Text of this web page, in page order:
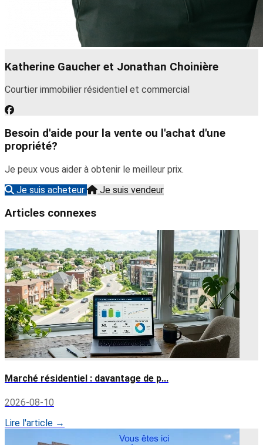
Katherine Gaucher et Jonathan Choinière
Courtier immobilier résidentiel et commercial
Besoin d'aide pour la vente ou l'achat d'une
propriété?
Je peux vous aider à obtenir le meilleur prix.
Je suis acheteur
Je suis vendeur
Articles connexes
Marché résidentiel : davantage de p...
2026-08-10
Lire l'article →